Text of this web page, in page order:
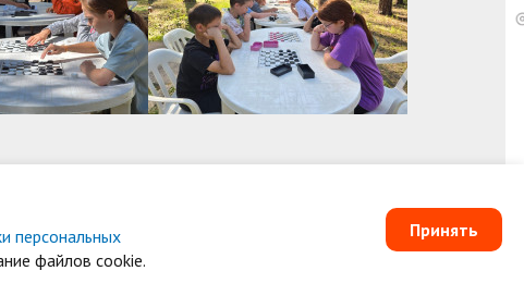
Согласие на обработку персональных данных
персональных
файлов cookie.
Принять